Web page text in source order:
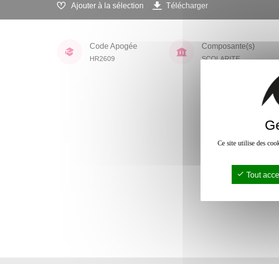
Ajouter à la sélection Télécharger
Code Apogée
HR2609
Composante(s)
SCOLARITE
Ce site utilise des
Tout